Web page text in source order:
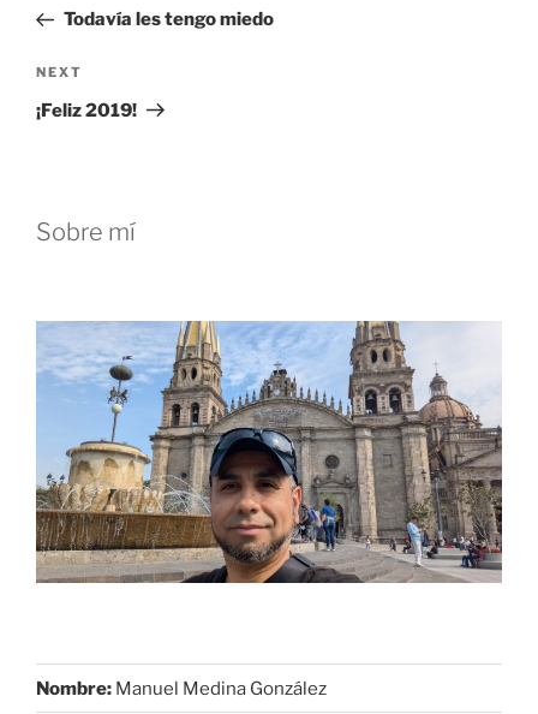
PostTodavía les tengo miedo
Next
Post
NEXT
¡Feliz 2019!
Sobre mí
Nombre: Manuel Medina González